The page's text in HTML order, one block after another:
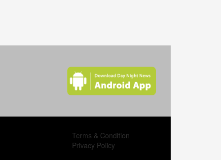
ভারতে গত ২৪ ঘন্টায় সাড়ে ৩ হাজার করোনা রোগীর মৃত্যু
ভারতে সব রেকর্ড ভেঙ্গে একদিনে আক্রান্ত পৌনে ৪ লাখ মানুষ
দিল্লির খোলা মাঠ ও পার্কিং লটে অস্থায়ী শ্মশান
এবার করোনায় আক্রান্ত মিঠুন চক্রবর্তী
Terms & Condition
Privacy Policy